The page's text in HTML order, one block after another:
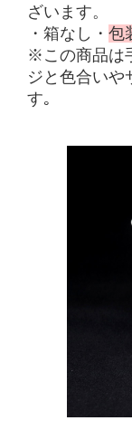
ざいます。
・箱なし ・ 包
※この商品は
ジと色合いや
す｡